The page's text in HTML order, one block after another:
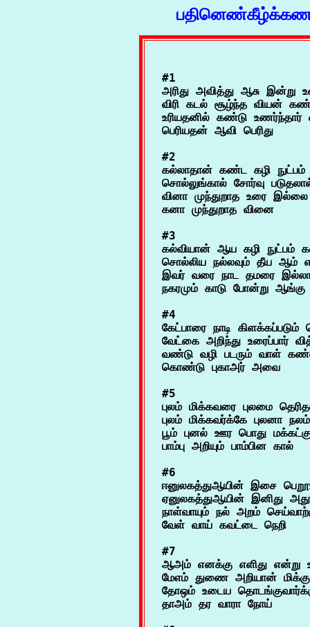
#1
அரிது அவித்து ஆசு இன்று
விரி கடல் சூழ்ந்த வியன்
உரியதனில் கண்டு
#2
கல்லாதான் கண்ட கழி நுட்பம்
சொல்லுங்கால் சோர்வு
வினா முந்துறாத உரை
#3
கல்வியான் ஆய கழி நுட்பம்
சொல்லிய நல்லவும் தீய ஆம்
இவர் வரை நாட தமரை
#4
கேட்பாரை நாடி
வேட்கை அறிந்து உரைப்பார்
வண்டு வழி படரும் வாள்
#5
புலம் மிக்கவரை புலமை
புலம் மிக்கவர்க்கே புலனா
பூம் புனல் ஊர பொது
#6
ஈனுலகத்துஆயின் இசை
ஏனுலகத்துஆயின் இனிது
நாள்வாயும் நல் அறம்
#7
ஆஅம் எனக்கு எளிது
மேஎம் துணை அறியான்
தோஒம் உடைய